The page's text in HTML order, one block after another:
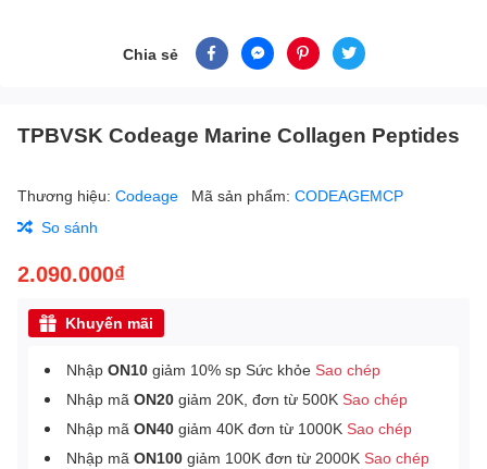
Chia sẻ
TPBVSK Codeage Marine Collagen Peptides
Thương hiệu: Codeage Mã sản phẩm: CODEAGEMCP
So sánh
2.090.000₫
Khuyến mãi
Nhập ON10 giảm 10% sp Sức khỏe Sao chép
Nhập mã ON20 giảm 20K, đơn từ 500K Sao chép
Nhập mã ON40 giảm 40K đơn từ 1000K Sao chép
Nhập mã ON100 giảm 100K đơn từ 2000K Sao chép